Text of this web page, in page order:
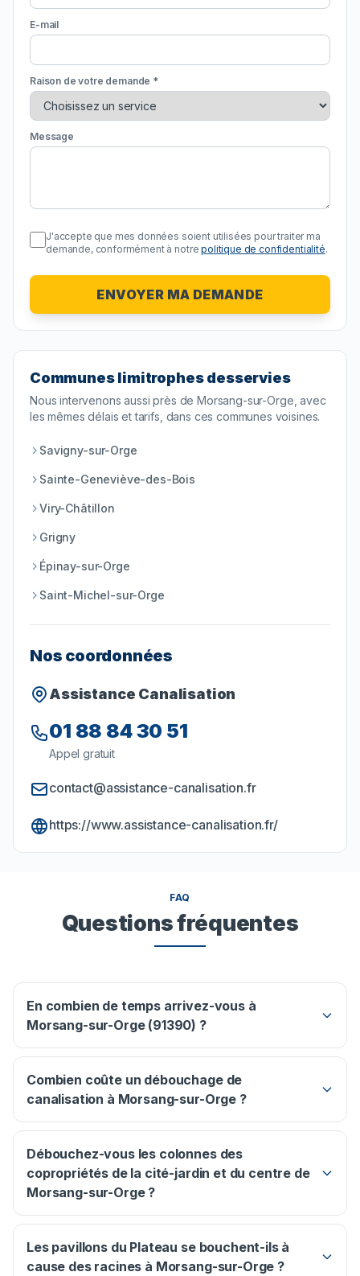
E-mail
Raison de votre demande *
Message
J'accepte que mes données soient utilisées pour traiter ma
demande, conformément à notre politique de confidentialité.
ENVOYER MA DEMANDE
Communes limitrophes desservies
Nous intervenons aussi près deMorsang-sur-Orge , avec
les mêmes délais et tarifs, dans ces communes voisines.
Savigny-sur-Orge
Sainte-Geneviève-des-Bois
Viry-Châtillon
Grigny
Épinay-sur-Orge
Saint-Michel-sur-Orge
Nos coordonnées
Assistance Canalisation
01 88 84 30 51
Appel gratuit
contact@assistance-canalisation.fr
https://www.assistance-canalisation.fr/
FAQ
Questions fréquentes
En combien de temps arrivez-vous à
Morsang-sur-Orge (91390) ?
Combien coûte un débouchage de
canalisation à Morsang-sur-Orge ?
Débouchez-vous les colonnes des
copropriétés de la cité-jardin et du centre de
Morsang-sur-Orge ?
Les pavillons du Plateau se bouchent-ils à
cause des racines à Morsang-sur-Orge ?